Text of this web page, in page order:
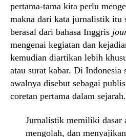
pertama-tama kita perlu
makna dari kata jurnalistik itu
berasal dari bahasa Inggris
mengenai kegiatan dan
kemudian diartikan lebih
atau surat kabar. Di
awalnya disebut sebagai
coretan pertama dalam sejarah.
Jurnalistik memiliki dasar
mengolah, dan